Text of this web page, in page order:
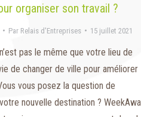
organiser son travail ?
Par Relais d'Entreprises 15 juillet 2021
pas le même que votre lieu de
de changer de ville pour améliorer
vous posez la question de
nouvelle destination ?